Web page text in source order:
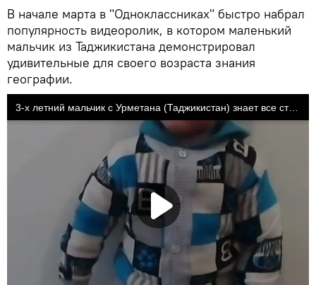
В начале марта в "Одноклассниках" быстро набрал
популярность видеоролик, в котором маленький
мальчик из Таджикистана демонстрировал
удивительные для своего возраста знания
географии.